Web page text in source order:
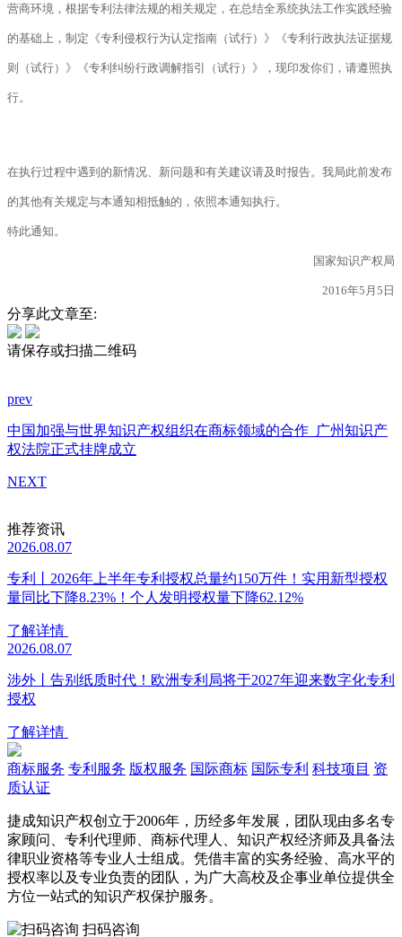
营商环境，根据专利法律法规的相关规定，在总结全系统执法工作实践经验
的基础上，制定《专利侵权行为认定指南（试行）》《专利行政执法证据规
则（试行）》《专利纠纷行政调解指引（试行）》，现印发你们，请遵照执
行。
在执行过程中遇到的新情况、新问题和有关建议请及时报告。我局此前发布
的其他有关规定与本通知相抵触的，依照本通知执行。
特此通知。
国家知识产权局
2016年5月5日
分享此文章至:
请保存或扫描二维码
prev
中国加强与世界知识产权组织在商标领域的合作 广州知识产
权法院正式挂牌成立
NEXT
推荐资讯
2026.08.07
专利丨2026年上半年专利授权总量约150万件！实用新型授权
量同比下降8.23%！个人发明授权量下降62.12%
了解详情
2026.08.07
涉外丨告别纸质时代！欧洲专利局将于2027年迎来数字化专利
授权
了解详情
商标服务 专利服务 版权服务 国际商标 国际专利 科技项目 资
质认证
捷成知识产权创立于2006年，历经多年发展，团队现由多名专
家顾问、专利代理师、商标代理人、知识产权经济师及具备法
律职业资格等专业人士组成。凭借丰富的实务经验、高水平的
授权率以及专业负责的团队，为广大高校及企事业单位提供全
方位一站式的知识产权保护服务。
扫码咨询